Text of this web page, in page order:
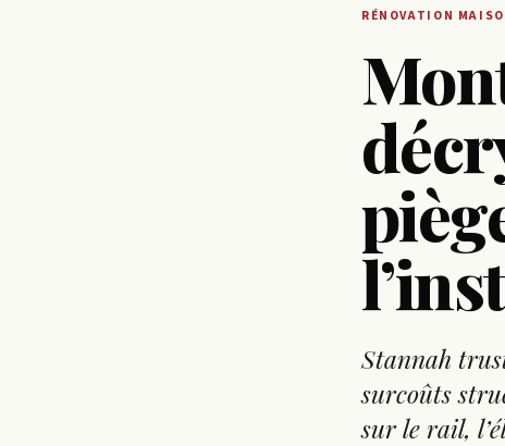
RÉNOVATION
Stannah
surcoûts
sur le rail,